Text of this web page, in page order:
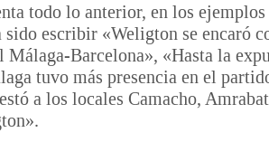
todo lo anterior, en los
sido escribir «Weligton se encaró
Málaga-Barcelona», «Hasta la
tuvo más presencia en el
a los locales Camacho,